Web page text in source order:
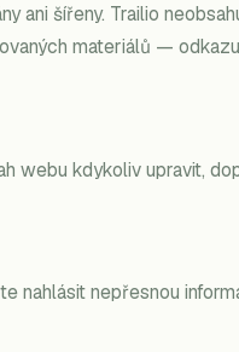
ani šířeny. Trailio
materiálů —
webu kdykoliv upravit,
nahlásit nepřesnou